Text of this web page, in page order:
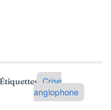
Étiquettes: Crise
anglophone